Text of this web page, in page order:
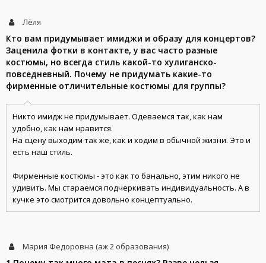
Лёля
Кто вам придумывает имиджи и образу для концертов?
Заценила фотки в контакте, у вас часто разные
костюмы, но всегда стиль какой-то хулиганско-
повседневный. Почему не придумать какие-то
фирменные отличительные костюмы для группы?
Никто имидж не придумывает. Одеваемся так, как нам
удобно, как нам нравится.
На сцену выходим так же, как и ходим в обычной жизни. Это и
есть наш стиль.
Фирменные костюмы - это как то банально, этим никого не
удивить. Мы стараемся подчеркивать индивидуальность. А в
кучке это смотрится довольно концептуально.
Мария Федоровна (аж 2 образования)